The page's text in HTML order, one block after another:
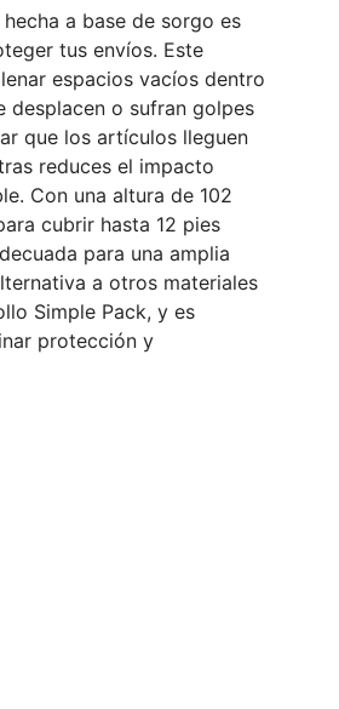
a base de sorgo es
tus envíos. Este
espacios vacíos dentro
desplacen o sufran golpes
que los artículos lleguen
reduces el impacto
Con una altura de 102
cubrir hasta 12 pies
para una amplia
a otros materiales
Simple Pack, y es
protección y